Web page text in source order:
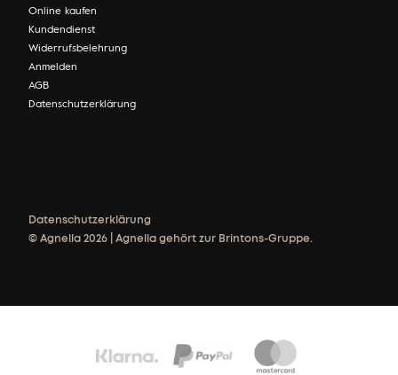
Online kaufen
Kundendienst
Widerrufsbelehrung
Anmelden
AGB
Datenschutzerklärung
Datenschutzerklärung
© Agnella 2026 | Agnella gehört zur Brintons-Gruppe.